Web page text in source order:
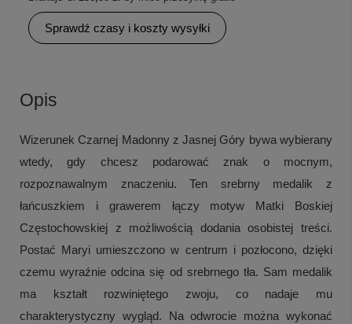
Sprawdź czasy i koszty wysyłki
Opis
Wizerunek Czarnej Madonny z Jasnej Góry bywa wybierany
wtedy, gdy chcesz podarować znak o mocnym,
rozpoznawalnym znaczeniu. Ten srebrny medalik z
łańcuszkiem i grawerem łączy motyw Matki Boskiej
Częstochowskiej z możliwością dodania osobistej treści.
Postać Maryi umieszczono w centrum i pozłocono, dzięki
czemu wyraźnie odcina się od srebrnego tła. Sam medalik
ma kształt rozwiniętego zwoju, co nadaje mu
charakterystyczny wygląd. Na odwrocie można wykonać